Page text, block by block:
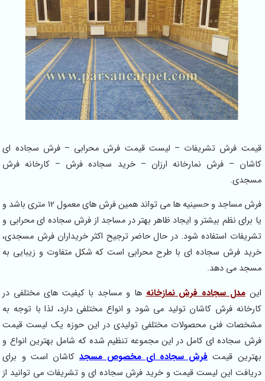
قیمت فرش تشریفات – لیست قیمت فرش محرابی – فرش سجاده ای
کاشان – فرش نمارخانه ارزان – خرید سجاده فرش – کارخانه فرش
مسجدی.
فرش مساجد و حسینیه ها می تواند همین فرش های معمول 12 متری باشد و
یا برای نظم بیشتر و ایجاد ظاهر بهتر در مساجد از فرش سجاده ای محرابی و
تشریفات استفاده شود. در حال حاضر ترجیح اکثر خریداران فرش مسجدی،
خرید فرش سجاده ای با طرح محرابی است که شکل متفاوت و زیبایی به
مسجد می دهد.
اینمدل سجاده فرش نمازخانهها و مساجد با کیفیت های مختلفی در
کارخانه فرش کاشان تولید می شود و انواع مختلفی دارد، لذا با توجه به
مشخصات فنی محصولات مختلفی تولیدی در این حوزه یک لیست قیمت
فرش سجاده ای کامل در این مجموعه تنظیم شده که شامل بهترین انواع و
بهترین قیمتفرش سجاده ای مخصوص مسجدکاشان است و برای
دریافت این لیست قیمت و خرید فرش سجاده ای و تشریفات می توانید از